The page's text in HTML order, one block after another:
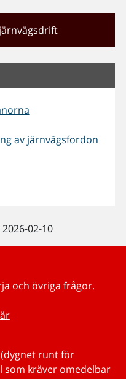
av järnvägsfordon
02-10
och övriga frågor.
(dygnet runt för
kräver omedelbar